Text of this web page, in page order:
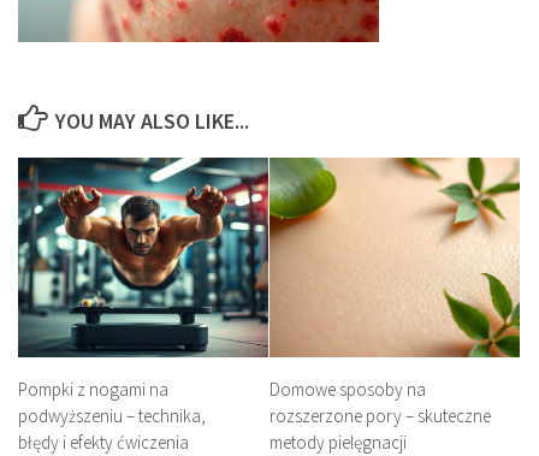
YOU MAY ALSO LIKE...
Pompki z nogami na
podwyższeniu – technika,
błędy i efekty ćwiczenia
Domowe sposoby na
rozszerzone pory – skuteczne
metody pielęgnacji